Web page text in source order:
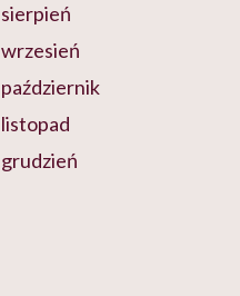
sierpień
wrzesień
październik
listopad
grudzień